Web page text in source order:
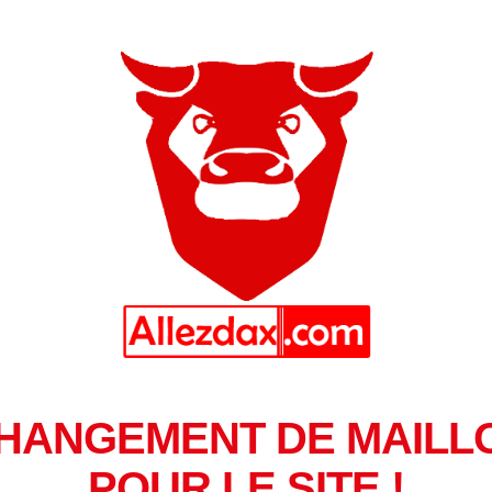
DE